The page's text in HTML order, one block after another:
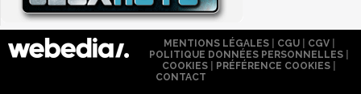
MENTIONS LÉGALES| CGU| CGV|
POLITIQUE DONNÉES PERSONNELLES
COOKIES
PRÉFÉRENCE COOKIES
CONTACT